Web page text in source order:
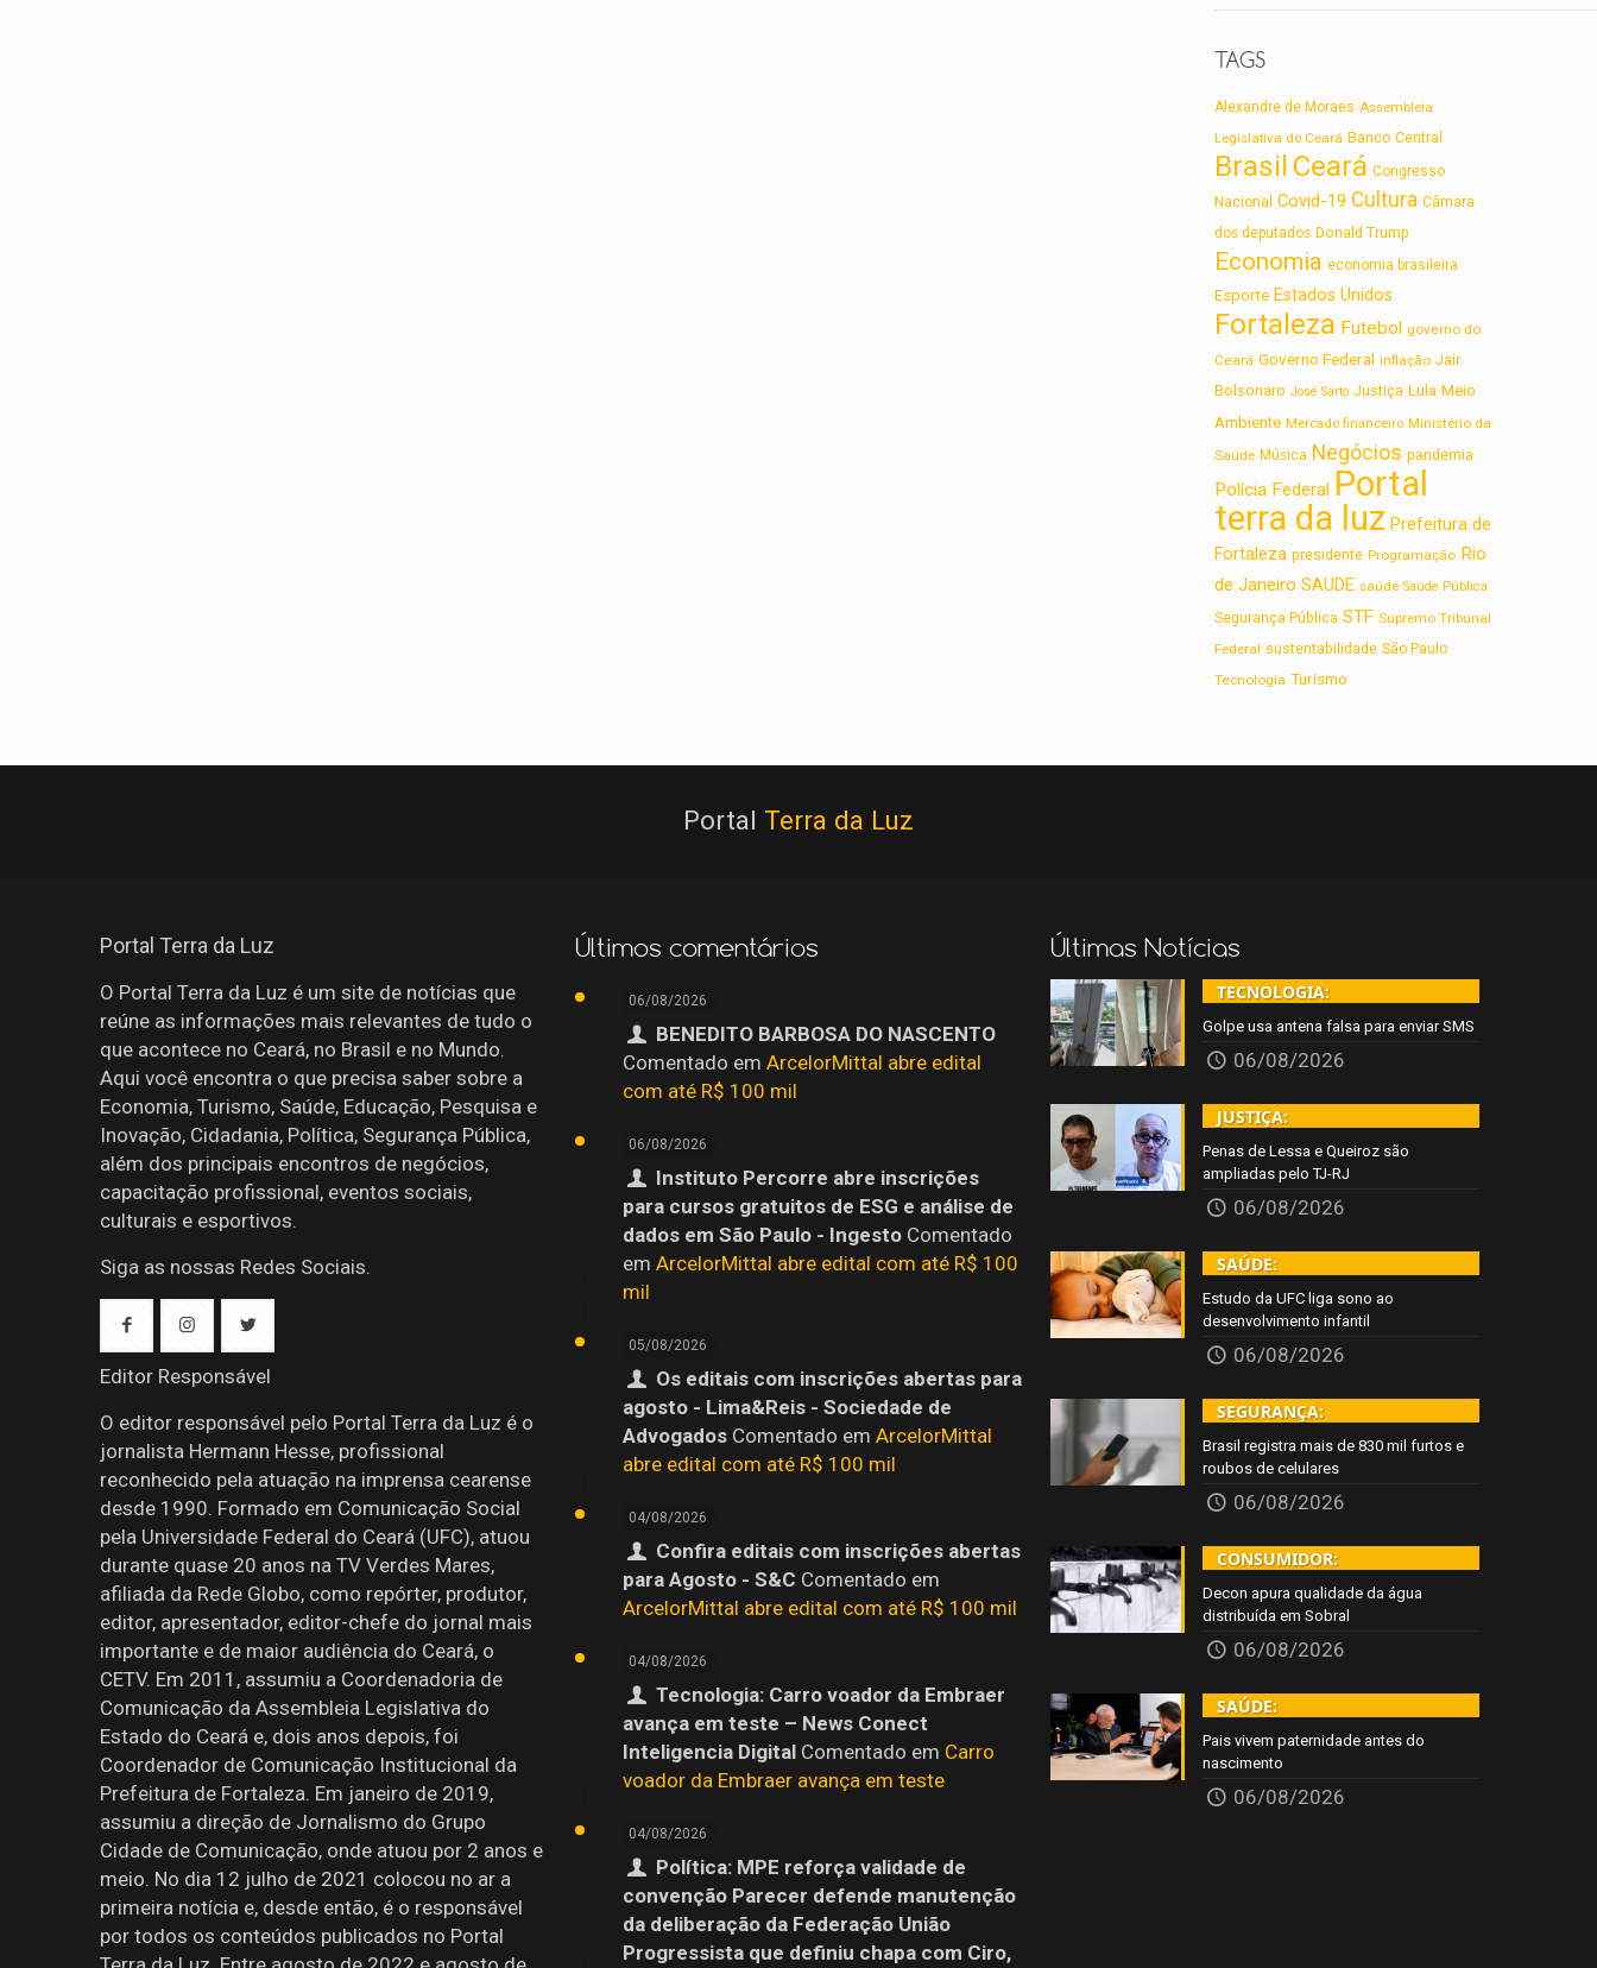
TAGS
Alexandre de Moraes Assembleia
Legislativa do Ceará Banco Central
Brasil Ceará Congresso
Nacional
Covid-19 Cultura Câmara
dos deputados Donald Trump
Economia economia brasileira
Esporte Estados Unidos
Fortaleza Futebol governo do
Ceará Governo Federal inflação Jair
Bolsonaro José Sarto Justiça Lula Meio
Ambiente Mercado financeiro Ministério da
Saúde Música Negócios pandemia
Polícia Federal Portal
terra da luz Prefeitura de
Fortaleza presidente Programação Rio
de Janeiro SAUDE saúde Saúde Pública
Segurança Pública STF Supremo Tribunal
Federal sustentabilidade São Paulo
Tecnologia Turismo
Portal Terra da Luz
Portal Terra da Luz
O Portal Terra da Luz é um site de notícias que
reúne as informações mais relevantes de tudo o
que acontece no Ceará, no Brasil e no Mundo.
Aqui você encontra o que precisa saber sobre a
Economia, Turismo, Saúde, Educação, Pesquisa e
Inovação, Cidadania, Política, Segurança Pública,
além dos principais encontros de negócios,
capacitação profissional, eventos sociais,
culturais e esportivos.
Siga as nossas Redes Sociais.
Editor Responsável
O editor responsável pelo Portal Terra da Luz é o
jornalista Hermann Hesse, profissional
reconhecido pela atuação na imprensa cearense
desde 1990. Formado em Comunicação Social
pela Universidade Federal do Ceará (UFC), atuou
durante quase 20 anos na TV Verdes Mares,
afiliada da Rede Globo, como repórter, produtor,
editor, apresentador, editor-chefe do jornal mais
importante e de maior audiência do Ceará, o
CETV. Em 2011, assumiu a Coordenadoria de
Comunicação da Assembleia Legislativa do
Estado do Ceará e, dois anos depois, foi
Coordenador de Comunicação Institucional da
Prefeitura de Fortaleza. Em janeiro de 2019,
assumiu a direção de Jornalismo do Grupo
Cidade de Comunicação, onde atuou por 2 anos e
meio. No dia 12 julho de 2021 colocou no ar a
primeira notícia e, desde então, é o responsável
por todos os conteúdos publicados no Portal
Últimos comentários
06/08/2026
BENEDITO BARBOSA DO NASCENTO
Comentado em ArcelorMittal abre edital
com até R$ 100 mil
06/08/2026
Instituto Percorre abre inscrições
para cursos gratuitos de ESG e análise de
dados em São Paulo - IngestoComentado
em ArcelorMittal abre edital com até R$ 100
mil
05/08/2026
Os editais com inscrições abertas para
agosto - Lima&Reis - Sociedade de
AdvogadosComentado em ArcelorMittal
abre edital com até R$ 100 mil
04/08/2026
Confira editais com inscrições abertas
para Agosto - S&C Comentado em
ArcelorMittal abre edital com até R$ 100 mil
04/08/2026
Tecnologia: Carro voador da Embraer
avança em teste – News Conect
Inteligencia DigitalComentado em Carro
voador da Embraer avança em teste
04/08/2026
Política: MPE reforça validade de
convenção Parecer defende manutenção
da deliberação da Federação União
Progressista que definiu chapa com Ciro,
Últimas Notícias
TECNOLOGIA:
Golpe usa antena falsa para enviar SMS
06/08/2026
JUSTIÇA:
Penas de Lessa e Queiroz são
ampliadas pelo TJ-RJ
06/08/2026
SAÚDE:
Estudo da UFC liga sono ao
desenvolvimento infantil
06/08/2026
SEGURANÇA:
Brasil registra mais de 830 mil furtos e
roubos de celulares
06/08/2026
CONSUMIDOR:
Decon apura qualidade da água
distribuída em Sobral
06/08/2026
SAÚDE:
Pais vivem paternidade antes do
nascimento
06/08/2026